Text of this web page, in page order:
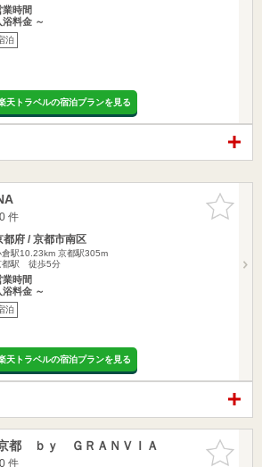
業時間
浴料金 ～
泊
天トラベルの宿泊プランを見る
お気に入
りに追加
件
都府 / 京都市南区
倉駅10.23km 京都駅305m
都駅 徒歩5分
業時間
浴料金 ～
泊
天トラベルの宿泊プランを見る
お気に入
りに追加
都 ｂｙ ＧＲＡＮＶＩＡ
件